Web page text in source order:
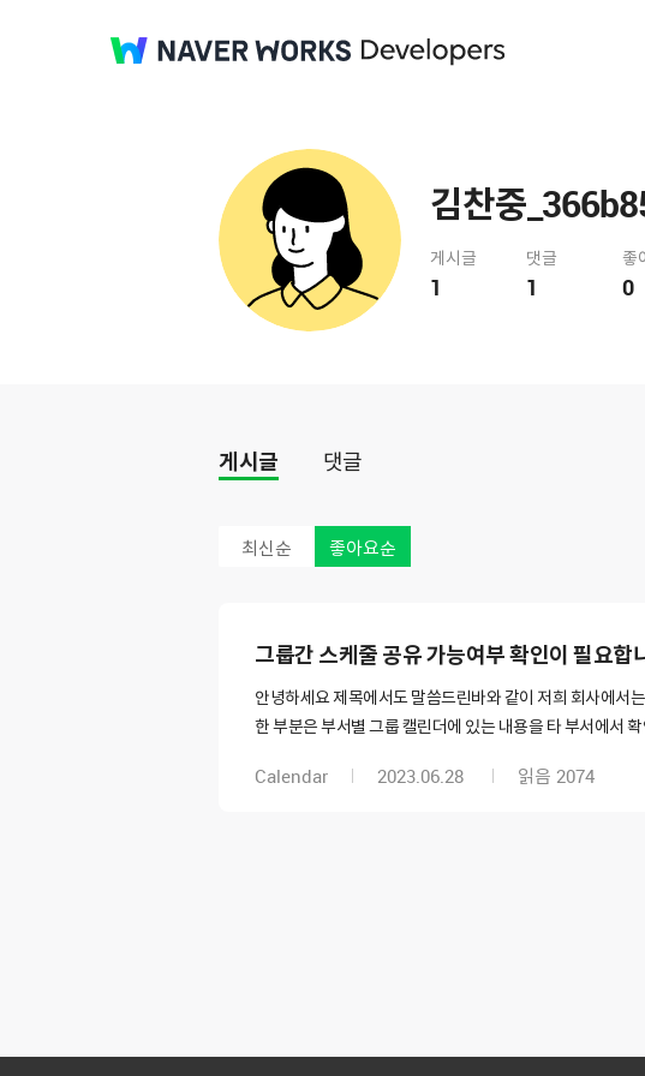
김찬중
게시글
1
댓글
1
좋
0
게시글 댓글
최신순 좋아요순
그룹간 스케줄 공유 가능여부 확인이 필요합
안녕하세요 제목에서도 말씀드린바와 같이 저희 회사에서
한 부분은 부서별 그룹 캘린더에 있는 내용을 타 부서에서
Calendar 2023.06.28 읽음 2074